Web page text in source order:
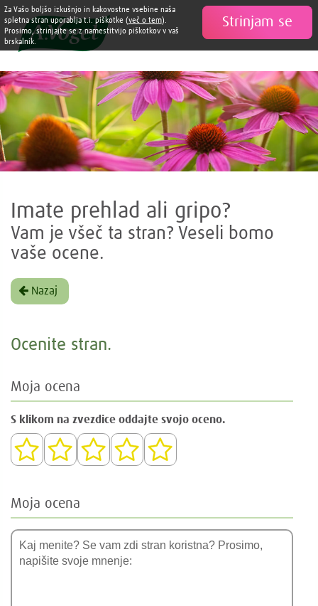

Imate prehlad ali gripo?
Vam je všeč ta stran? Veseli bomo
vaše ocene.
Nazaj
Ocenite stran.
Moja ocena
S klikom na zvezdice oddajte svojo oceno.
Moja ocena
Strinjam se
Za Vašo boljšo izkušnjo in kakovostne vsebine naša
spletna stran uporablja t.i. piškotke (več o tem).
Prosimo, strinjajte se z namestitvijo piškotkov v vaš
brskalnik.